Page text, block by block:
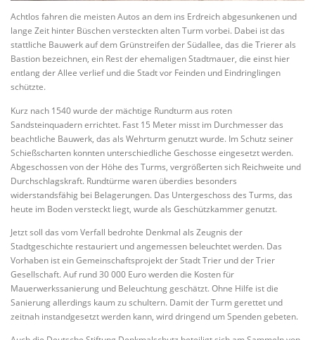
Achtlos fahren die meisten Autos an dem ins Erdreich abgesunkenen und
lange Zeit hinter Büschen versteckten alten Turm vorbei. Dabei ist das
stattliche Bauwerk auf dem Grünstreifen der Südallee, das die Trierer als
Bastion bezeichnen, ein Rest der ehemaligen Stadtmauer, die einst hier
entlang der Allee verlief und die Stadt vor Feinden und Eindringlingen
schützte.
Kurz nach 1540 wurde der mächtige Rundturm aus roten
Sandsteinquadern errichtet. Fast 15 Meter misst im Durchmesser das
beachtliche Bauwerk, das als Wehrturm genutzt wurde. Im Schutz seiner
Schießscharten konnten unterschiedliche Geschosse eingesetzt werden.
Abgeschossen von der Höhe des Turms, vergrößerten sich Reichweite und
Durchschlagskraft. Rundtürme waren überdies besonders
widerstandsfähig bei Belagerungen. Das Untergeschoss des Turms, das
heute im Boden versteckt liegt, wurde als Geschützkammer genutzt.
Jetzt soll das vom Verfall bedrohte Denkmal als Zeugnis der
Stadtgeschichte restauriert und angemessen beleuchtet werden. Das
Vorhaben ist ein Gemeinschaftsprojekt der Stadt Trier und der Trier
Gesellschaft. Auf rund 30 000 Euro werden die Kosten für
Mauerwerkssanierung und Beleuchtung geschätzt. Ohne Hilfe ist die
Sanierung allerdings kaum zu schultern. Damit der Turm gerettet und
zeitnah instandgesetzt werden kann, wird dringend um Spenden gebeten.